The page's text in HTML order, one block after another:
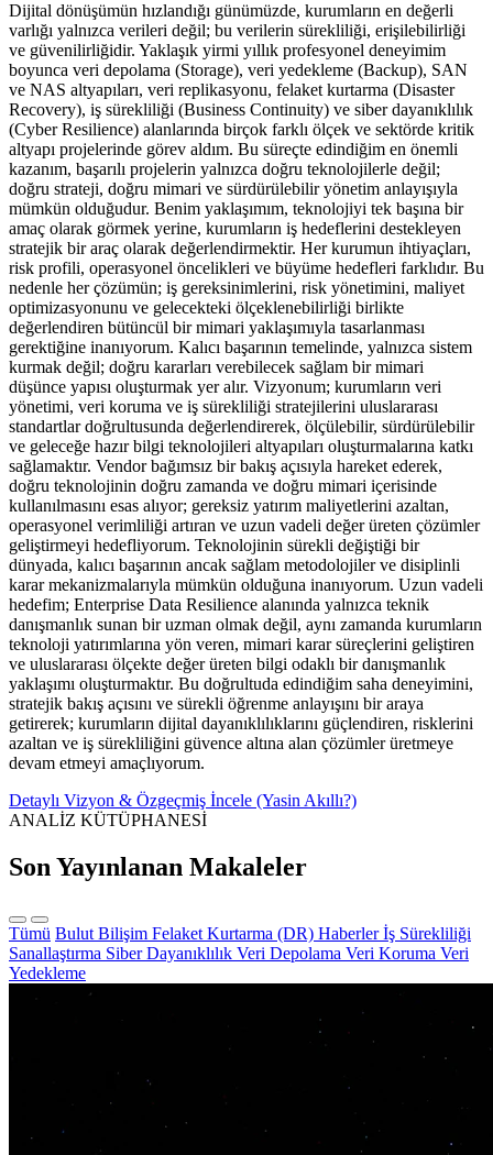
Dijital dönüşümün hızlandığı günümüzde, kurumların en değerli
varlığı yalnızca verileri değil; bu verilerin sürekliliği, erişilebilirliği
ve güvenilirliğidir. Yaklaşık yirmi yıllık profesyonel deneyimim
boyunca veri depolama (Storage), veri yedekleme (Backup), SAN
ve NAS altyapıları, veri replikasyonu, felaket kurtarma (Disaster
Recovery), iş sürekliliği (Business Continuity) ve siber dayanıklılık
(Cyber Resilience) alanlarında birçok farklı ölçek ve sektörde kritik
altyapı projelerinde görev aldım. Bu süreçte edindiğim en önemli
kazanım, başarılı projelerin yalnızca doğru teknolojilerle değil;
doğru strateji, doğru mimari ve sürdürülebilir yönetim anlayışıyla
mümkün olduğudur. Benim yaklaşımım, teknolojiyi tek başına bir
amaç olarak görmek yerine, kurumların iş hedeflerini destekleyen
stratejik bir araç olarak değerlendirmektir. Her kurumun ihtiyaçları,
risk profili, operasyonel öncelikleri ve büyüme hedefleri farklıdır. Bu
nedenle her çözümün; iş gereksinimlerini, risk yönetimini, maliyet
optimizasyonunu ve gelecekteki ölçeklenebilirliği birlikte
değerlendiren bütüncül bir mimari yaklaşımıyla tasarlanması
gerektiğine inanıyorum. Kalıcı başarının temelinde, yalnızca sistem
kurmak değil; doğru kararları verebilecek sağlam bir mimari
düşünce yapısı oluşturmak yer alır. Vizyonum; kurumların veri
yönetimi, veri koruma ve iş sürekliliği stratejilerini uluslararası
standartlar doğrultusunda değerlendirerek, ölçülebilir, sürdürülebilir
ve geleceğe hazır bilgi teknolojileri altyapıları oluşturmalarına katkı
sağlamaktır. Vendor bağımsız bir bakış açısıyla hareket ederek,
doğru teknolojinin doğru zamanda ve doğru mimari içerisinde
kullanılmasını esas alıyor; gereksiz yatırım maliyetlerini azaltan,
operasyonel verimliliği artıran ve uzun vadeli değer üreten çözümler
geliştirmeyi hedefliyorum. Teknolojinin sürekli değiştiği bir
dünyada, kalıcı başarının ancak sağlam metodolojiler ve disiplinli
karar mekanizmalarıyla mümkün olduğuna inanıyorum. Uzun vadeli
hedefim; Enterprise Data Resilience alanında yalnızca teknik
danışmanlık sunan bir uzman olmak değil, aynı zamanda kurumların
teknoloji yatırımlarına yön veren, mimari karar süreçlerini geliştiren
ve uluslararası ölçekte değer üreten bilgi odaklı bir danışmanlık
yaklaşımı oluşturmaktır. Bu doğrultuda edindiğim saha deneyimini,
stratejik bakış açısını ve sürekli öğrenme anlayışını bir araya
getirerek; kurumların dijital dayanıklılıklarını güçlendiren, risklerini
azaltan ve iş sürekliliğini güvence altına alan çözümler üretmeye
devam etmeyi amaçlıyorum.
Detaylı Vizyon & Özgeçmiş İncele (Yasin Akıllı?)
ANALİZ KÜTÜPHANESİ
Son Yayınlanan Makaleler
Tümü Bulut Bilişim Felaket Kurtarma (DR) Haberlerİş Sürekliliği
Sanallaştırma Siber Dayanıklılık Veri Depolama Veri Koruma Veri
Yedekleme